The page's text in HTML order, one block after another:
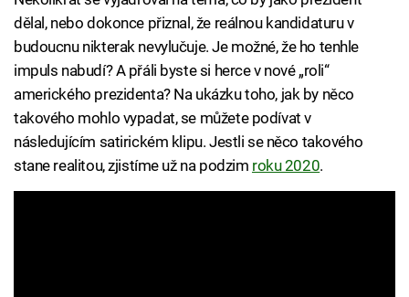
dělal, nebo dokonce přiznal, že reálnou kandidaturu v
budoucnu nikterak nevylučuje. Je možné, že ho tenhle
impuls nabudí? A přáli byste si herce v nové „roli“
amerického prezidenta? Na ukázku toho, jak by něco
takového mohlo vypadat, se můžete podívat v
následujícím satirickém klipu. Jestli se něco takového
stane realitou, zjistíme už na podzim roku 2020.